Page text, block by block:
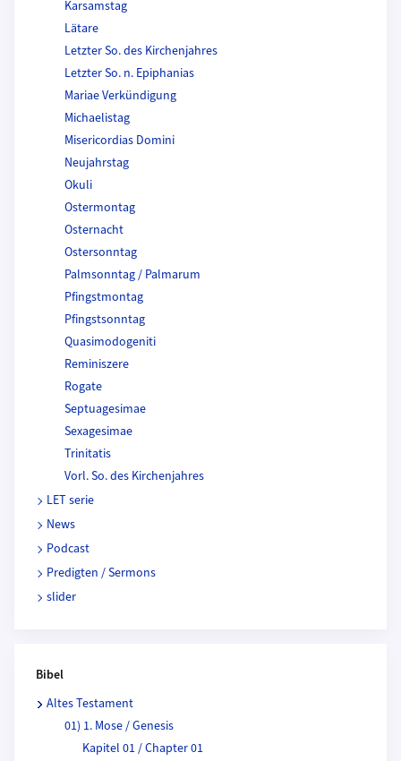
Karsamstag
Lätare
Letzter So. des Kirchenjahres
Letzter So. n. Epiphanias
Mariae Verkündigung
Michaelistag
Misericordias Domini
Neujahrstag
Okuli
Ostermontag
Osternacht
Ostersonntag
Palmsonntag / Palmarum
Pfingstmontag
Pfingstsonntag
Quasimodogeniti
Reminiszere
Rogate
Septuagesimae
Sexagesimae
Trinitatis
Vorl. So. des Kirchenjahres
LET serie
News
Podcast
Predigten / Sermons
slider
Bibel
Altes Testament
01) 1. Mose / Genesis
Kapitel 01 / Chapter 01